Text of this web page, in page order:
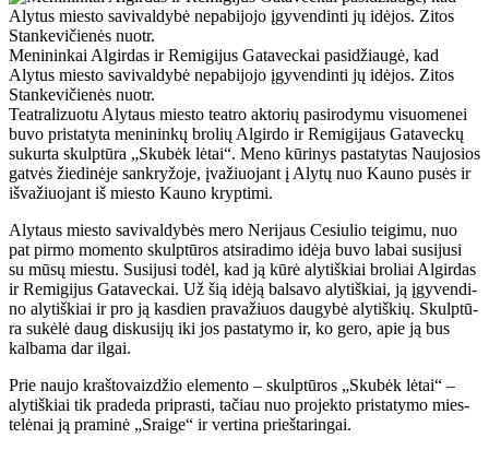
Menininkai Algirdas ir Remigijus Gataveckai pasidžiaugė, kad
Alytus miesto savivaldybė nepabijojo įgyvendinti jų idėjos. Zi­tos
Stan­ke­vi­čie­nės nuotr.
Te­at­ra­li­zuo­tu Aly­taus mies­to te­at­ro ak­to­rių pa­si­ro­dy­mu vi­suo­me­nei
bu­vo pri­sta­ty­ta me­ni­nin­kų bro­lių Al­gir­do ir Re­mi­gi­jaus Ga­ta­vec­kų
su­kur­ta skulp­tū­ra „Sku­bėk lė­tai“. Me­no kū­ri­nys pa­sta­ty­tas Nau­jo­sios
gat­vės žie­di­nė­je san­kry­žo­je, įva­žiuo­jant į Aly­tų nuo Kau­no pu­sės ir
iš­va­žiuo­jant iš mies­to Kau­no kryp­ti­mi.
Aly­taus mies­to sa­vi­val­dy­bės me­ro Ne­ri­jaus Ce­siu­lio tei­gi­mu, nuo
pat pir­mo mo­men­to skulp­tū­ros at­si­ra­di­mo idė­ja bu­vo la­bai su­si­ju­si
su mū­sų mies­tu. Su­si­ju­si to­dėl, kad ją kū­rė aly­tiš­kiai bro­liai Al­gir­das
ir Re­mi­gi­jus Ga­ta­vec­kai. Už šią idė­ją bal­sa­vo aly­tiš­kiai, ją įgy­ven­di­
no aly­tiš­kiai ir pro ją kas­dien pra­va­žiuos dau­gy­bė aly­tiš­kių. Skulp­tū­
ra su­kė­lė daug dis­ku­si­jų iki jos pa­sta­ty­mo ir, ko ge­ro, apie ją bus
kalba­ma dar il­gai.
Prie nau­jo kraš­to­vaiz­džio ele­men­to – skulp­tū­ros „Sku­bėk lė­tai“ –
aly­tiš­kiai tik pra­de­da pri­pras­ti, ta­čiau nuo pro­jek­to pri­sta­ty­mo mies­
te­lė­nai ją pra­mi­nė „Srai­ge“ ir ver­ti­na prieš­ta­rin­gai.